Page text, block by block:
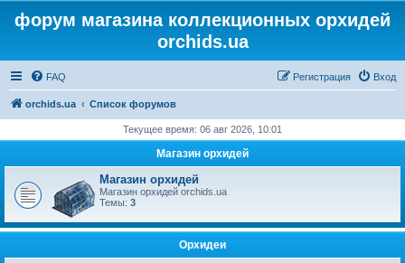
форум магазина коллекционных орхидей
orchids.ua
FAQ Вход
Регистрация
orchids.ua Список форумов
Текущее время: 06 авг 2026, 10:01
Магазин орхидей
Магазин орхидей
Магазин орхидей orchids.ua
Темы: 3
Орхидеи